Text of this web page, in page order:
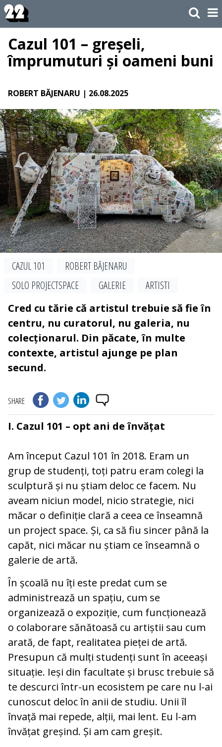
Cazul 101 – greșeli,
împrumuturi și oameni buni
ROBERT BĂJENARU | 26.08.2025
CAZUL 101
ROBERT BĂJENARU
SOLO PROJECTSPACE
GALERIE
ARTISTI
Cred cu tărie că artistul trebuie să fie în
centru, nu curatorul, nu galeria, nu
colecționarul. Din păcate, în multe
contexte, artistul ajunge pe plan
secund.
SHARE
I. Cazul 101 – opt ani de învățat
Am început Cazul 101 în 2018. Eram un
grup de studenți, toți patru eram colegi la
sculptură și nu știam deloc ce facem. Nu
aveam niciun model, nicio strategie, nici
măcar o definiție clară a ceea ce înseamnă
un project space. Și, ca să fiu sincer până la
capăt, nici măcar nu știam ce înseamnă o
galerie de artă.
În școală nu îți este predat cum se
administrează un spațiu, cum se
organizează o expoziție, cum funcționează
o colaborare sănătoasă cu artiștii sau cum
arată, de fapt, realitatea pieței de artă.
Presupun că mulți studenți sunt în aceeași
situație. Ieși din facultate și brusc trebuie să
te descurci într-un ecosistem pe care nu l-ai
cunoscut deloc în anii de studiu. Unii îl
învață mai repede, alții, mai lent. Eu l-am
învățat greșind. Și am cam greșit.